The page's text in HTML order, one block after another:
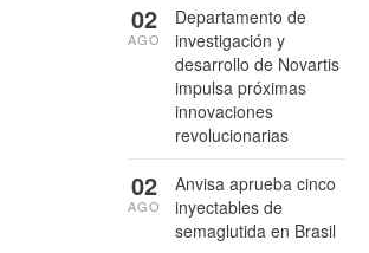
Departamento de
investigación y
desarrollo de Novartis
impulsa próximas
innovaciones
revolucionarias
02
AGO
Anvisa aprueba cinco
inyectables de
semaglutida en Brasil
02
AGO